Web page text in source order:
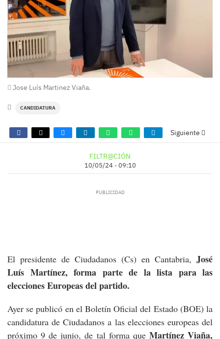
Jose Luís Martinez Viaña.
CANDIDATURA
Siguiente
FILTR@CIÓN
10/05/24 - 09:10
El presidente de Ciudadanos (Cs) en Cantabria, José
Luís Martínez, forma parte de la lista para las
elecciones Europeas del partido.
Ayer se publicó en el Boletín Oficial del Estado (BOE) la
candidatura de Ciudadanos a las elecciones europeas del
próximo 9 de junio, de tal forma que Martínez Viaña,